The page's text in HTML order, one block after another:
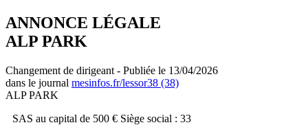
ANNONCE LÉGALE
ALP PARK
Changement de dirigeant - Publiée le 13/04/2026
dans le journal mesinfos.fr/lessor38 (38)
ALP PARK
SAS au capital de 500 € Siège social : 33